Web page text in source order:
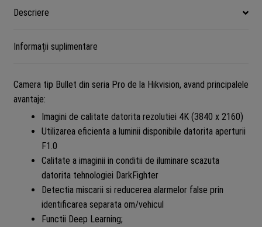
BLACK
Descriere
Informații suplimentare
Camera tip Bullet din seria Pro de la Hikvision, avand principalele
avantaje:
Imagini de calitate datorita rezolutiei 4K (3840 x 2160)
Utilizarea eficienta a luminii disponibile datorita aperturii
F1.0
Calitate a imaginii in conditii de iluminare scazuta
datorita tehnologiei DarkFighter
Detectia miscarii si reducerea alarmelor false prin
identificarea separata om/vehicul
Functii Deep Learning;